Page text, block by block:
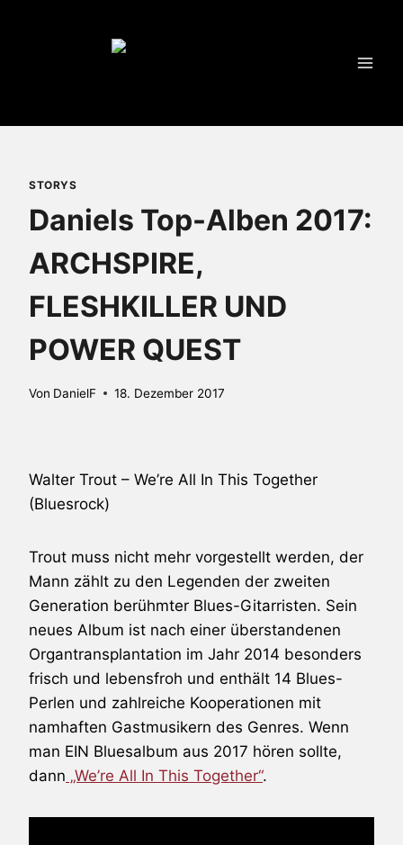
STORYS
Daniels Top-Alben 2017:
ARCHSPIRE,
FLESHKILLER UND
POWER QUEST
Von DanielF 18. Dezember 2017
Walter Trout – We’re All In This Together
(Bluesrock)
Trout muss nicht mehr vorgestellt werden, der
Mann zählt zu den Legenden der zweiten
Generation berühmter Blues-Gitarristen. Sein
neues Album ist nach einer überstandenen
Organtransplantation im Jahr 2014 besonders
frisch und lebensfroh und enthält 14 Blues-
Perlen und zahlreiche Kooperationen mit
namhaften Gastmusikern des Genres. Wenn
man EIN Bluesalbum aus 2017 hören sollte,
dann „We’re All In This Together“.